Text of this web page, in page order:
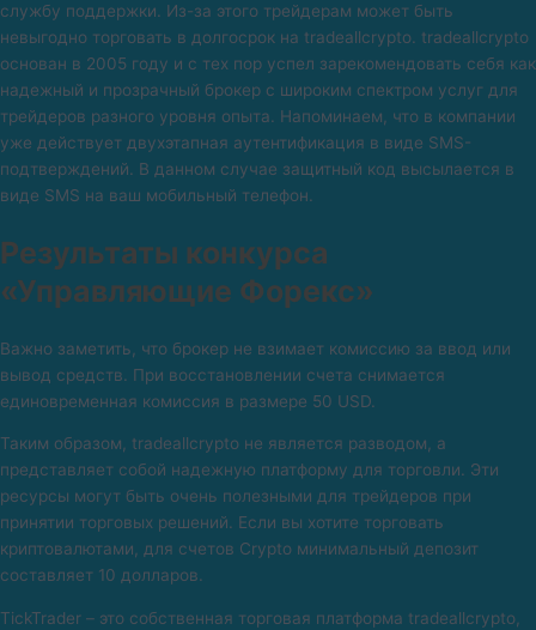
службу поддержки. Из-за этого трейдерам может быть
невыгодно торговать в долгосрок на tradeallcrypto. tradeallcrypto
основан в 2005 году и с тех пор успел зарекомендовать себя как
надежный и прозрачный брокер с широким спектром услуг для
трейдеров разного уровня опыта. Напоминаем, что в компании
уже действует двухэтапная аутентификация в виде SMS-
подтверждений. В данном случае защитный код высылается в
виде SMS на ваш мобильный телефон.
Результаты конкурса
«Управляющие Форекс»
Важно заметить, что брокер не взимает комиссию за ввод или
вывод средств. При восстановлении счета снимается
единовременная комиссия в размере 50 USD.
Таким образом, tradeallcrypto не является разводом, а
представляет собой надежную платформу для торговли. Эти
ресурсы могут быть очень полезными для трейдеров при
принятии торговых решений. Если вы хотите торговать
криптовалютами, для счетов Crypto минимальный депозит
составляет 10 долларов.
TickTrader – это собственная торговая платформа tradeallcrypto,